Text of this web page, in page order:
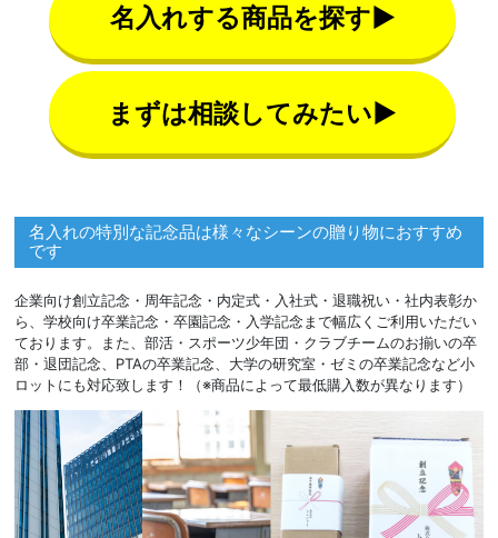
名入れする商品を探す▶
まずは相談してみたい▶
名入れの特別な記念品は様々なシーンの贈り物におすすめ
です
企業向け創立記念・周年記念・内定式・入社式・退職祝い・社内表彰か
ら、学校向け卒業記念・卒園記念・入学記念まで幅広くご利用いただい
ております。また、部活・スポーツ少年団・クラブチームのお揃いの卒
部・退団記念、PTAの卒業記念、大学の研究室・ゼミの卒業記念など小
ロットにも対応致します！（※商品によって最低購入数が異なります）